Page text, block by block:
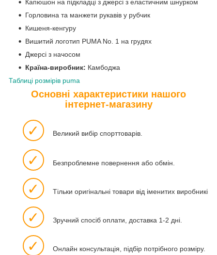
Капюшон на підкладці з джерсі з еластичним шнурком
Горловина та манжети рукавів у рубчик
Кишеня-кенгуру
Вишитий логотип PUMA No. 1 на грудях
Джерсі з начосом
Країна-виробник: Камбоджа
Таблиці розмірів puma
Основні характеристики нашого
інтернет-магазину
✓ Великий вибір спорттоварів.
✓ Безпроблемне повернення або обмін.
✓ Тільки оригінальні товари від іменитих виробників.
✓ Зручний спосіб оплати, доставка 1-2 дні.
✓ Онлайн консультація, підбір потрібного розміру.